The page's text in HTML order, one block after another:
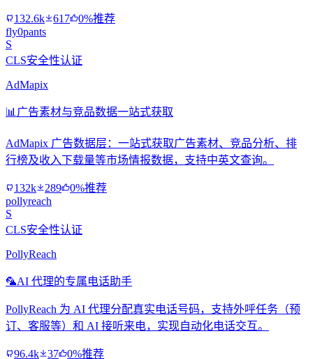
132.6k 617
0%推荐
fly0pants
S
CLS安全性认证
AdMapix
📊 广告素材与竞品数据一站式获取
AdMapix 广告数据层：一站式获取广告素材、竞品分析、排
行榜及收入下载量等市场情报数据，支持中英文查询。
132k 289
0%推荐
pollyreach
S
CLS安全性认证
PollyReach
🦜AI 代理的专属电话助手
PollyReach 为 AI 代理分配真实电话号码，支持外呼任务（预
订、客服等）和 AI 接听来电，实现自动化电话交互。
96.4k 37 0%推荐